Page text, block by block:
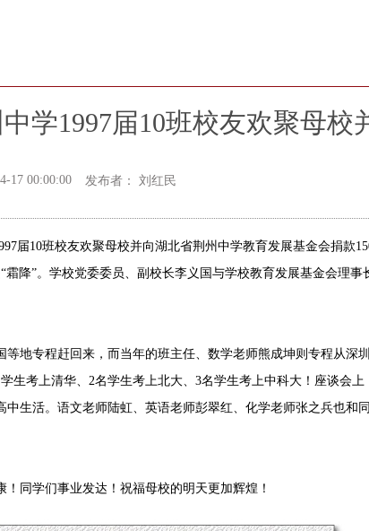
学1997届10班校友欢聚母校
17 00:00:00 发布者： 刘红民
10班校友欢聚母校并向湖北省荆州中学教育发展基金会捐款
霜降”。学校党委委员、副校长李义国与学校教育发展基金会理事
专程赶回来，而当年的班主任、数学老师熊成坤则专程从深
生考上清华、2名学生考上北大、3名学生考上中科大！座谈会
生活。语文老师陆虹、英语老师彭翠红、化学老师张之兵也和
同学们事业发达！祝福母校的明天更加辉煌！